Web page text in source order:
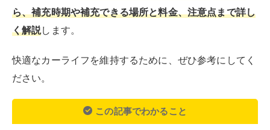
ら、補充時期や補充できる場所と料金、注意点まで詳し
く解説します。
快適なカーライフを維持するために、ぜひ参考にしてく
ださい。
この記事でわかること